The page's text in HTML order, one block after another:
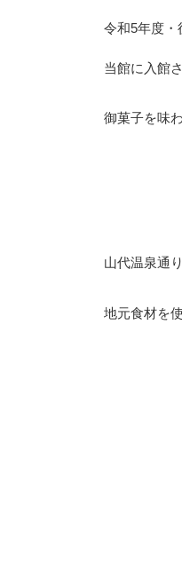
令和5年度・
当館に入館
御菓子を味
山代温泉通り
地元食材を